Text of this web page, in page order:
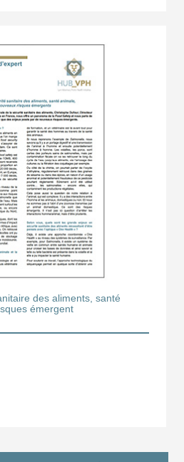
des aliments, santé
émergent